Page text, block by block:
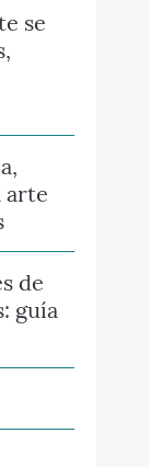
se
arte
de
guía